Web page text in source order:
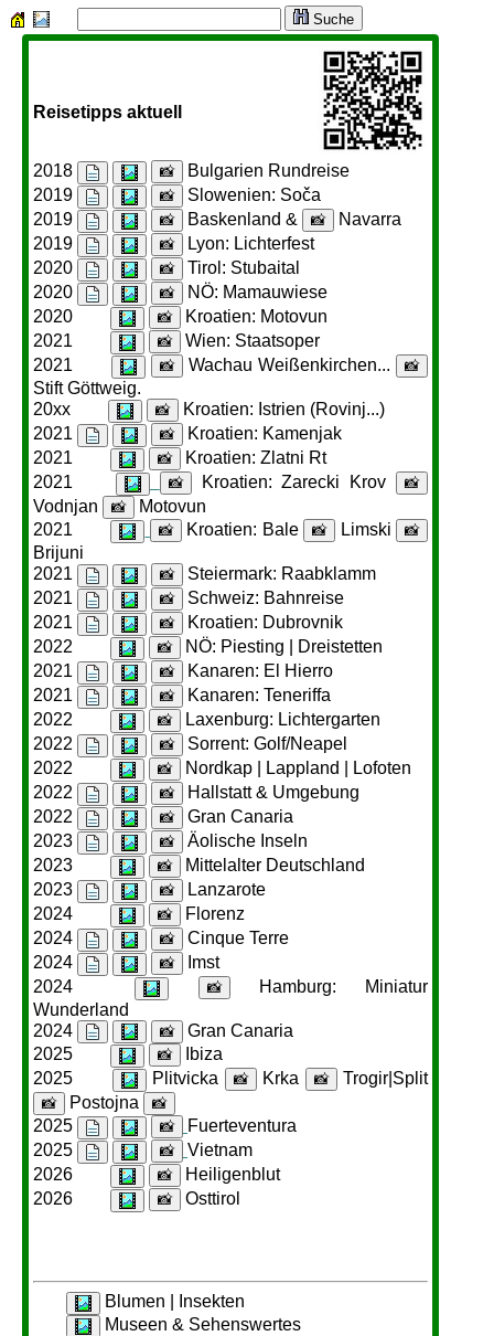
Suche
Reisetipps aktuell
2018 📸
Bulgarien Rundreise
2019
📸
Slowenien: Soča
2019
📸 Baskenland & 📸
Navarra
2019
📸
Lyon: Lichterfest
2020
📸
Tirol: Stubaital
2020
📸
NÖ: Mamauwiese
2020
📸
Kroatien: Motovun
2021
📸
Wien: Staatsoper
2021
📸 Wachau Weißenkirchen... 📸
Stift Göttweig.
20xx
📸
Kroatien: Istrien (Rovinj...)
2021
📸
Kroatien: Kamenjak
2021
📸
Kroatien: Zlatni Rt
2021
📸 Kroatien: Zarecki Krov 📸
Vodnjan 📸
Motovun
2021
📸 Kroatien: Bale 📸 Limski 📸
Brijuni
2021
📸
Steiermark: Raabklamm
2021
📸
Schweiz: Bahnreise
2021
📸
Kroatien: Dubrovnik
2022
📸
NÖ: Piesting | Dreistetten
2021
📸
Kanaren: El Hierro
2021
📸
Kanaren: Teneriffa
2022
📸
Laxenburg: Lichtergarten
2022
📸
Sorrent: Golf/Neapel
2022
📸
Nordkap | Lappland | Lofoten
2022
📸
Hallstatt & Umgebung
2022
📸
Gran Canaria
2023
📸
Äolische Inseln
2023
📸
Mittelalter Deutschland
2023
📸
Lanzarote
2024
📸
Florenz
2024
📸
Cinque Terre
2024
📸
Imst
2024
📸
Hamburg: Miniatur
Wunderland
2024
📸
Gran Canaria
2025
📸
Ibiza
2025
Plitvicka 📸 Krka 📸 Trogir|Split
📸 Postojna 📸
2025 📸
Fuerteventura
2025
📸
Vietnam
2026
📸
Heiligenblut
2026
📸 Osttirol
Blumen | Insekten
Museen & Sehenswertes